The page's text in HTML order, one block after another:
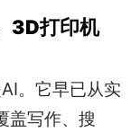
3D打印机
。它早已从实
盖写作、搜